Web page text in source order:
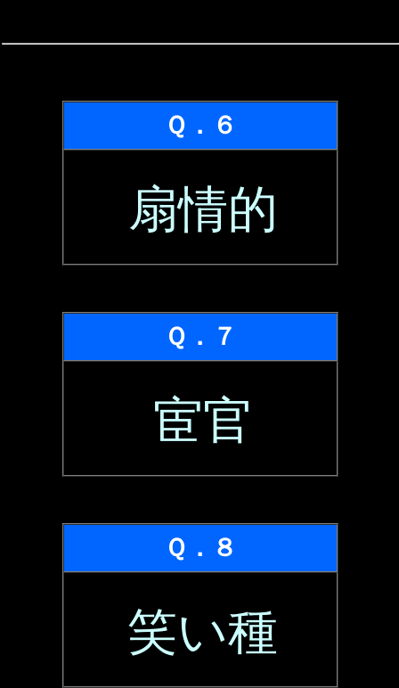
Ｑ．６
扇情的
Ｑ．７
宦官
Ｑ．８
笑い種